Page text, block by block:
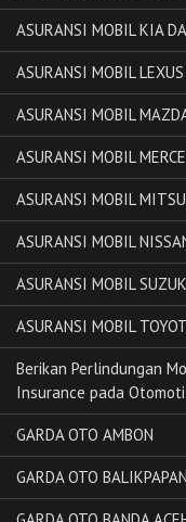
ASURANSI MOBIL KIA
ASURANSI MOBIL
ASURANSI MOBIL
ASURANSI MOBIL
ASURANSI MOBIL
ASURANSI MOBIL
ASURANSI MOBIL
ASURANSI MOBIL
Berikan Perlindungan
Insurance pada
GARDA OTO AMBON
GARDA OTO BALIKPAPAN